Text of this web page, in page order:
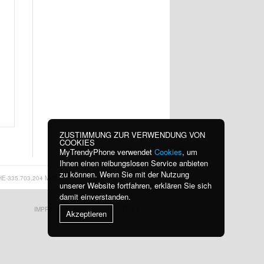
335.703.204 MWST | INFO@MYTRENDYPHONE.CH
IMPRESSUM
ZUSTIMMUNG ZUR VERWENDUNG VON
COOKIES
MyTrendyPhone verwendet Cookies, um
Ihnen einen reibungslosen Service anbieten
zu können. Wenn Sie mit der Nutzung
unserer Website fortfahren, erklären Sie sich
damit einverstanden.
Akzeptieren